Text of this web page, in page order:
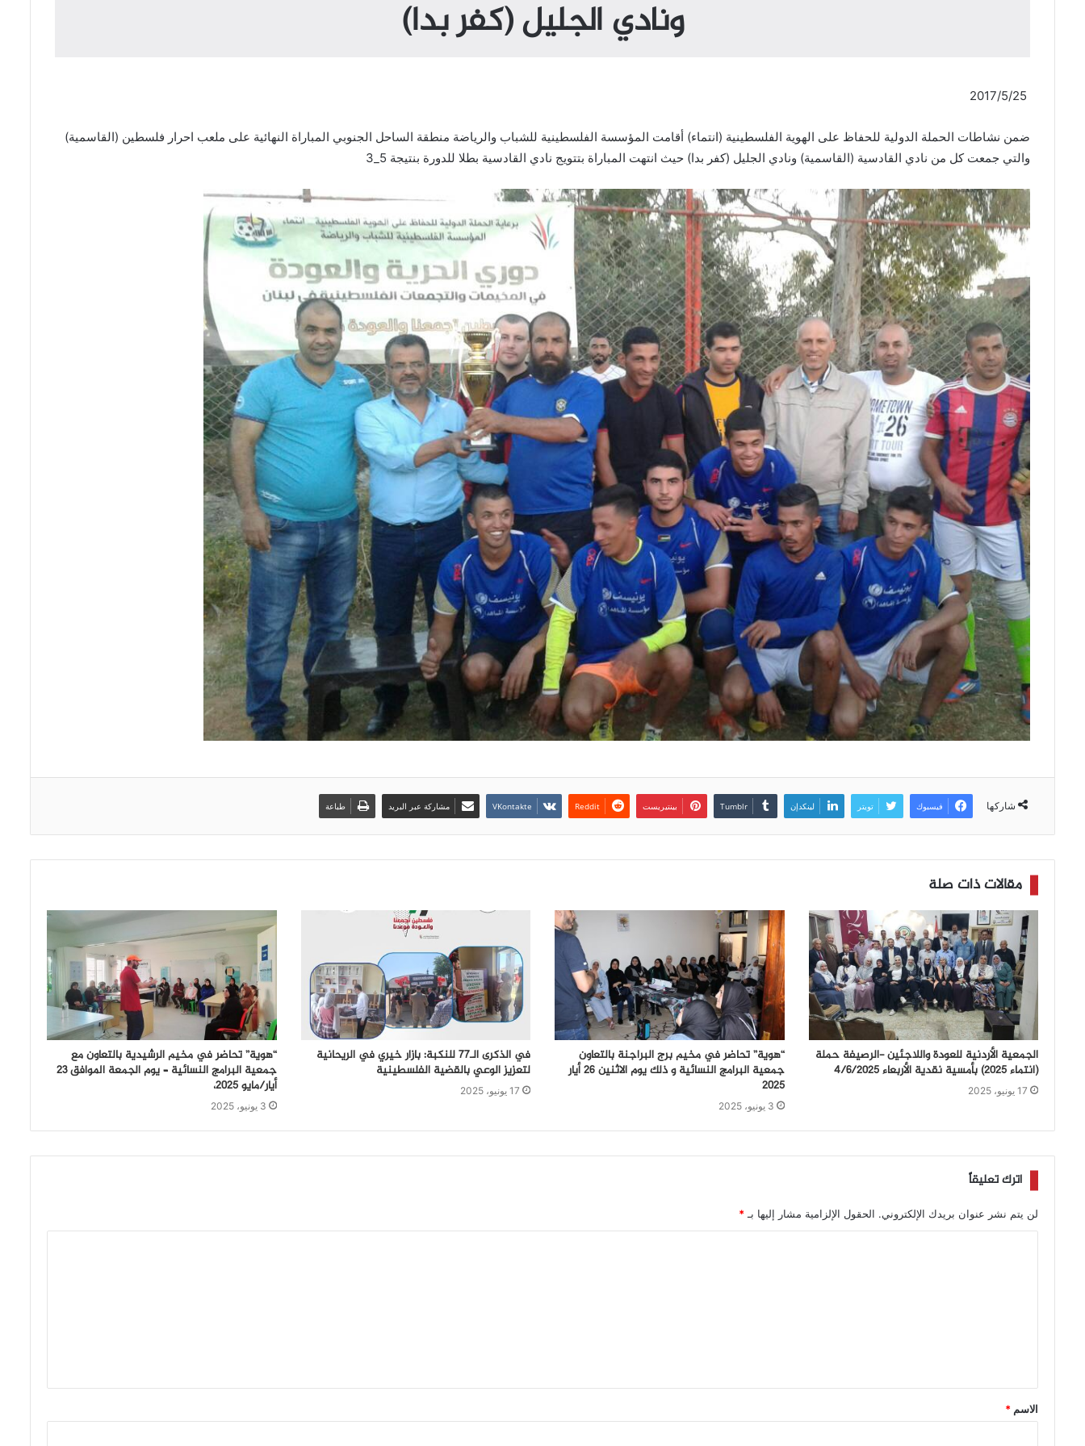
ونادي الجليل (كفر بدا)
ضمن نشاطات الحملة الدولية للحفاظ على الهوية الفلسطينية (انتماء) أقامت المؤسسة الفلسطينية للشباب والرياضة منطقة الساحل الجنوبي المباراة النهائية على ملعب احرار فلسطين (القاسمية)
والتي جمعت كل من نادي القادسية (القاسمية) ونادي الجليل (كفر بدا) حيث انتهت المباراة بتتويج نادي القادسية بطلا للدورة بنتيجة 5_3
شاركها فيسبوك تويتر لينكدإن بينتيريست مشاركة عبر البريد طباعة
مقالات ذات صلة
الجمعية الأردنية للعودة واللاجئين -الرصيفة حملة
(انتماء ٢٠٢٥) بأمسية نقدية الأربعاء ٤/٦/٢٠٢٥
17 يونيو، 2025
“هوية” تحاضر في مخيم برج البراجنة بالتعاون
جمعية البرامج النسائية و ذلك يوم الاثنين 26 أيار
2025
3 يونيو، 2025
في الذكرى الـ77 للنكبة: بازار خيري في الريحانية
لتعزيز الوعي بالقضية الفلسطينية
17 يونيو، 2025
“هوية” تحاضر في مخيم الرشيدية بالتعاون مع
جمعية البرامج النسائية – يوم الجمعة الموافق 23
أيار/مايو 2025،
3 يونيو، 2025
اترك تعليقاً
لن يتم نشر عنوان بريدك الإلكتروني. الحقول الإلزامية مشار إليها بـ *
الاسم *